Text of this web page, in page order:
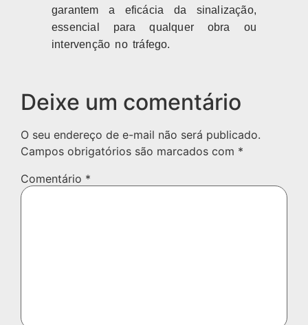
garantem a eficácia da sinalização,
essencial para qualquer obra ou
intervenção no tráfego.
Deixe um comentário
O seu endereço de e-mail não será publicado.
Campos obrigatórios são marcados com *
Comentário *